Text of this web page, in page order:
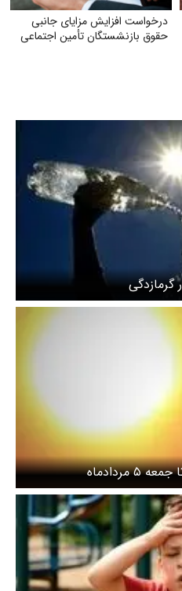
درخواست افزایش مزایای جانبی
حقوق بازنشستگان تأمین اجتماعی
مردادماه